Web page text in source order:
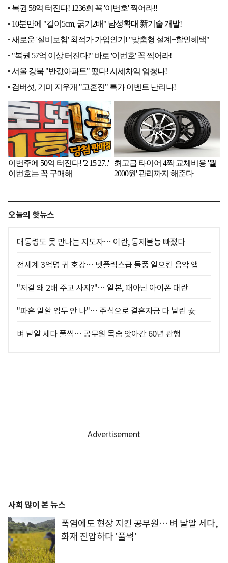
오늘의 핫뉴스
대통령도 못 만나는 지도자… 이란, 통제불능 빠졌다
전세계 3억명 귀 호강… 넷플릭스급 돌풍 일으킨 음악 앱
"저걸 왜 2배 주고 사지?"… 일본, 때아닌 아이폰 대란
"파혼 말할 엄두 안 나"… 주식으로 결혼자금 다 날린 女
벼 낱알 세다 풀썩… 공무원 목숨 앗아간 60년 관행
사회 많이 본 뉴스
폭염에도 현장 지킨 공무원… 벼 낱알 세다,
화재 진압하다 '풀썩'